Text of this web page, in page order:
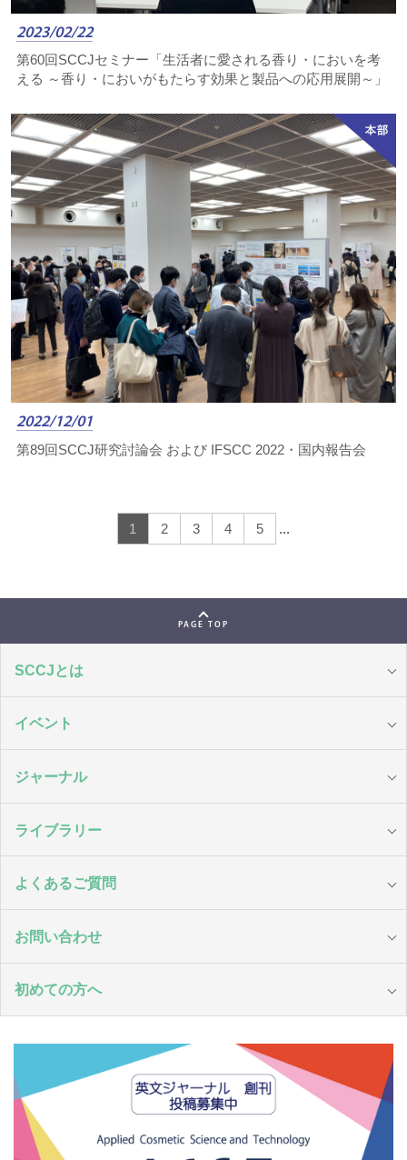
2023/02/22
第60回SCCJセミナー「生活者に愛される香り・においを考
える ～香り・においがもたらす効果と製品への応用展開～」
2022/12/01
第89回SCCJ研究討論会 および IFSCC 2022・国内報告会
1 2 3 4 5 ...
PAGE TOP
SCCJとは
イベント
ジャーナル
ライブラリー
よくあるご質問
お問い合わせ
初めての方へ